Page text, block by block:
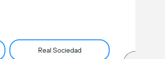
Real Sociedad